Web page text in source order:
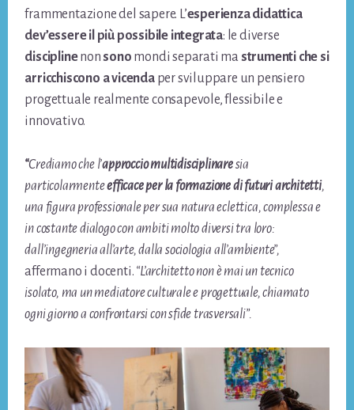
frammentazione del sapere. L’esperienza didattica
dev’essere il più possibile integrata: le diverse
disciplinenon sono mondi separati ma strumenti che si
arricchiscono a vicenda per sviluppare un pensiero
progettuale realmente consapevole, flessibile e
innovativo.
“Crediamo che l’approccio multidisciplinaresia
particolarmenteefficace per la formazione di futuri architetti,
una figura professionale per sua natura eclettica, complessa e
in costante dialogo con ambiti molto diversi tra loro:
dall’ingegneria all’arte, dalla sociologia all’ambiente”,
affermano i docenti. “L’architetto non è mai un tecnico
isolato, ma un mediatore culturale e progettuale, chiamato
ogni giorno a confrontarsi con sfide trasversali”.